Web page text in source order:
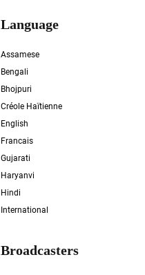
Language
Assamese
Bengali
Bhojpuri
Créole Haïtienne
English
Francais
Gujarati
Haryanvi
Hindi
International
Broadcasters